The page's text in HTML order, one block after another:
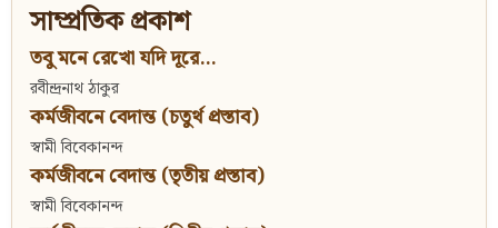
সাম্প্রতিক প্রকাশ
তবু মনে রেখো যদি দূরে...
রবীন্দ্রনাথ ঠাকুর
কর্মজীবনে বেদান্ত (চতুর্থ প্রস্তাব)
স্বামী বিবেকানন্দ
কর্মজীবনে বেদান্ত (তৃতীয় প্রস্তাব)
স্বামী বিবেকানন্দ